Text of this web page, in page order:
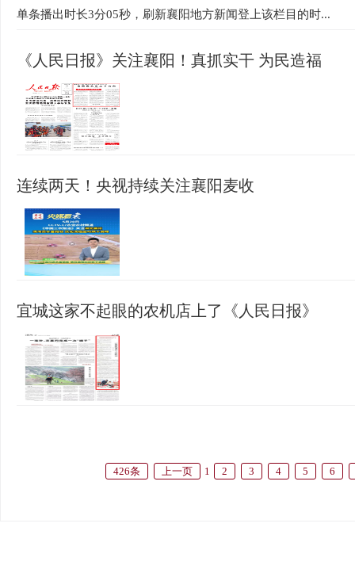
单条播出时长3分05秒，刷新襄阳地方新闻登上该栏目的时...
《人民日报》关注襄阳！真抓实干 为民造福
连续两天！央视持续关注襄阳麦收
宜城这家不起眼的农机店上了《人民日报》
426条 上一页 1 2 3 4 5 6